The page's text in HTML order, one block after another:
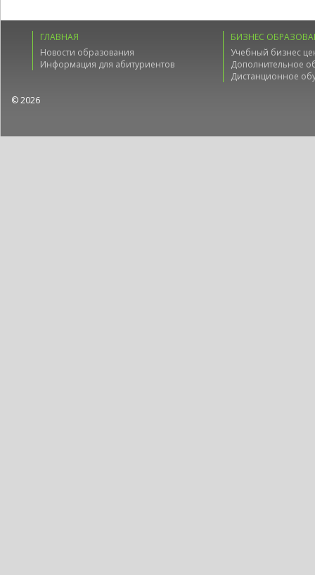
ГЛАВНАЯ
Новости образования
Информация для абитуриентов
БИЗНЕС
Учебный бизнес
Дополнительное
Дистанционное
© 2026